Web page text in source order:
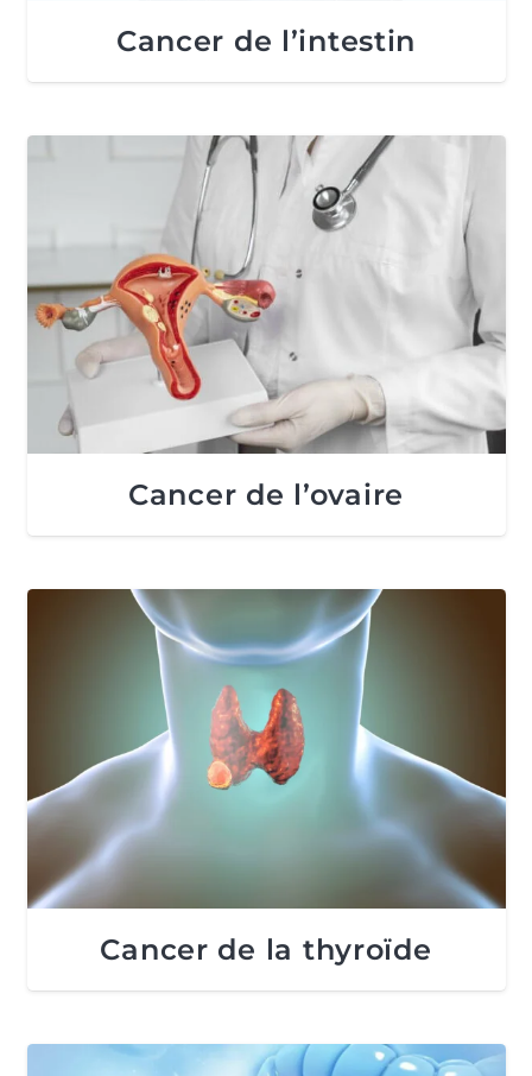
Cancer de l’intestin
Cancer de l’ovaire
Cancer de la thyroïde